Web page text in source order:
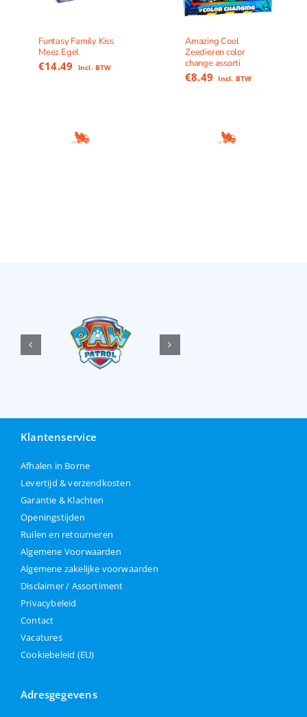
Funtasy Family Kiss
Meez Egel
€14.49 Incl. BTW
Amazing Cool
Zeedieren color
change assorti
€8.49 Incl. BTW
Klantenservice
Afhalen in Borne
Levertijd & verzendkosten
Garantie & Klachten
Openingstijden
Ruilen en retourneren
Algemene Voorwaarden
Algemene zakelijke voorwaarden
Disclaimer / Assortiment
Privacybeleid
Contact
Vacatures
Cookiebeleid (EU)
Adresgegevens